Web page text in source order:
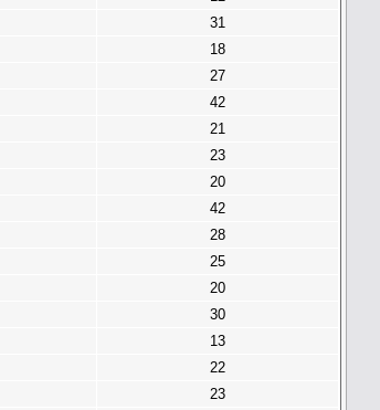
31
18
27
42
21
23
20
42
28
25
20
30
13
22
23